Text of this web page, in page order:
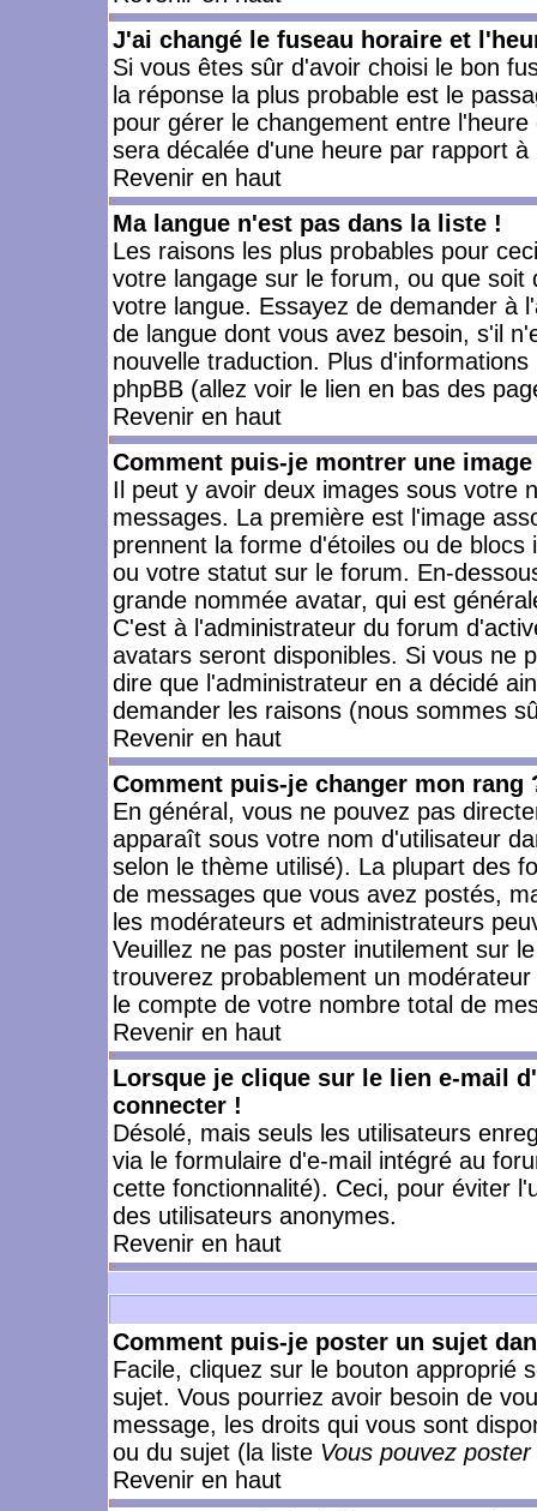
J'ai changé le fuseau horaire et
Si vous êtes sûr d'avoir choisi le bon
la réponse la plus probable est le
pour gérer le changement entre
sera décalée d'une heure par rapport à
Revenir en haut
Ma langue n'est pas dans la liste !
Les raisons les plus probables pour
votre langage sur le forum, ou que
votre langue. Essayez de demander à
de langue dont vous avez besoin, s'il
nouvelle traduction. Plus
phpBB (allez voir le lien en bas des
Revenir en haut
Comment puis-je montrer une
Il peut y avoir deux images sous votre
messages. La première est l'image
prennent la forme d'étoiles ou de
ou votre statut sur le forum. En-
grande nommée avatar, qui est
C'est à l'administrateur du forum
avatars seront disponibles. Si vous ne
dire que l'administrateur en a décidé
demander les raisons (nous sommes
Revenir en haut
Comment puis-je changer mon rang
En général, vous ne pouvez pas
apparaît sous votre nom d'utilisateur
selon le thème utilisé). La plupart des
de messages que vous avez postés,
les modérateurs et administrateurs
Veuillez ne pas poster inutilement sur
trouverez probablement un
le compte de votre nombre total de
Revenir en haut
Lorsque je clique sur le lien e-mail
connecter !
Désolé, mais seuls les utilisateurs
via le formulaire d'e-mail intégré au
cette fonctionnalité). Ceci, pour éviter
des utilisateurs anonymes.
Revenir en haut
Comment puis-je poster un sujet
Facile, cliquez sur le bouton approprié
sujet. Vous pourriez avoir besoin de
message, les droits qui vous sont
ou du sujet (la liste Vous pouvez
Revenir en haut